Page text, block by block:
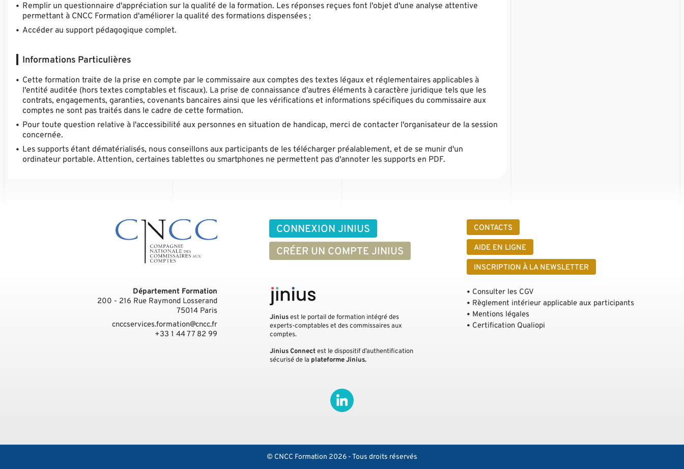
Remplir un questionnaire d'appréciation sur la qualité de la formation. Les réponses reçues font l'objet d'une analyse attentive
permettant à CNCC Formation d'améliorer la qualité des formations dispensées ;
Accéder au support pédagogique complet.
Informations Particulières
Cette formation traite de la prise en compte par le commissaire aux comptes des textes légaux et réglementaires applicables à
l'entité auditée (hors textes comptables et fiscaux). La prise de connaissance d'autres éléments à caractère juridique tels que les
contrats, engagements, garanties, covenants bancaires ainsi que les vérifications et informations spécifiques du commissaire aux
comptes ne sont pas traités dans le cadre de cette formation.
Pour toute question relative à l'accessibilité aux personnes en situation de handicap, merci de contacter l'organisateur de la session
concernée.
Les supports étant dématérialisés, nous conseillons aux participants de les télécharger préalablement, et de se munir d'un
ordinateur portable. Attention, certaines tablettes ou smartphones ne permettent pas d'annoter les supports en PDF.
CONNEXION JINIUS
CRÉER UN COMPTE JINIUS
CONTACTS
AIDE EN LIGNE
INSCRIPTION À LA NEWSLETTER
Département Formation
200 - 216 Rue Raymond Losserand
75014 Paris
cnccservices.formation@cncc.fr
+33 1 44 77 82 99
Jiniusest le portail de formation intégré des
experts-comptables et des commissaires aux
comptes.
Jinius Connectest le dispositif d’authentification
sécurisé de la plateforme Jinius.
Consulter les CGV
Règlement intérieur applicable aux participants
Mentions légales
Certification Qualiopi
© CNCC Formation 2026 - Tous droits réservés